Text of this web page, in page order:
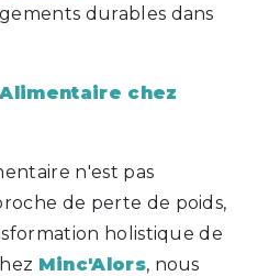
durables dans
chez
n'est pas
de perte de poids,
holistique de
Minc'Alors, nous